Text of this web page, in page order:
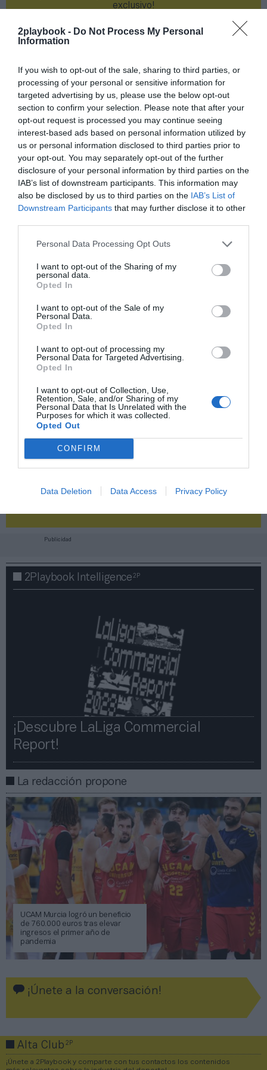
2playbook - Do Not Process My Personal
Information
If you wish to opt-out of the sale, sharing to third parties, or
processing of your personal or sensitive information for
targeted advertising by us, please use the below opt-out
section to confirm your selection. Please note that after your
opt-out request is processed you may continue seeing
interest-based ads based on personal information utilized by
us or personal information disclosed to third parties prior to
your opt-out. You may separately opt-out of the further
disclosure of your personal information by third parties on the
IAB’s list of downstream participants. This information may
also be disclosed by us to third parties on the IAB’s List of
Downstream Participants that may further disclose it to other
Personal Data Processing Opt Outs
I want to opt-out of the Sharing of my
personal data.
Opted In
I want to opt-out of the Sale of my
Personal Data.
Opted In
I want to opt-out of processing my
Personal Data for Targeted Advertising.
Opted In
I want to opt-out of Collection, Use,
Retention, Sale, and/or Sharing of my
Personal Data that Is Unrelated with the
Purposes for which it was collected.
Opted Out
CONFIRM
Data Deletion Data Access Privacy Policy
Índex2P
CB Murcia
UCAM
exclusivo!
¡Suscríbete! Inicia sesión
Compartir
¡Haz click aquí y accede sin límites a contenidos
Publicidad
2Playbook Intelligence2P
¡Descubre LaLiga Commercial
Report!​​
La redacción propone
UCAM Murcia logró un beneficio
de 760.000 euros tras elevar
ingresos el primer año de
pandemia
¡Únete a la conversación!
Alta Club2P
¡Únete a 2Playbook y comparte con tus contactos los contenidos